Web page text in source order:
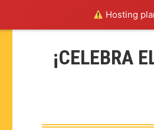
Hosting
¡CELEBRA